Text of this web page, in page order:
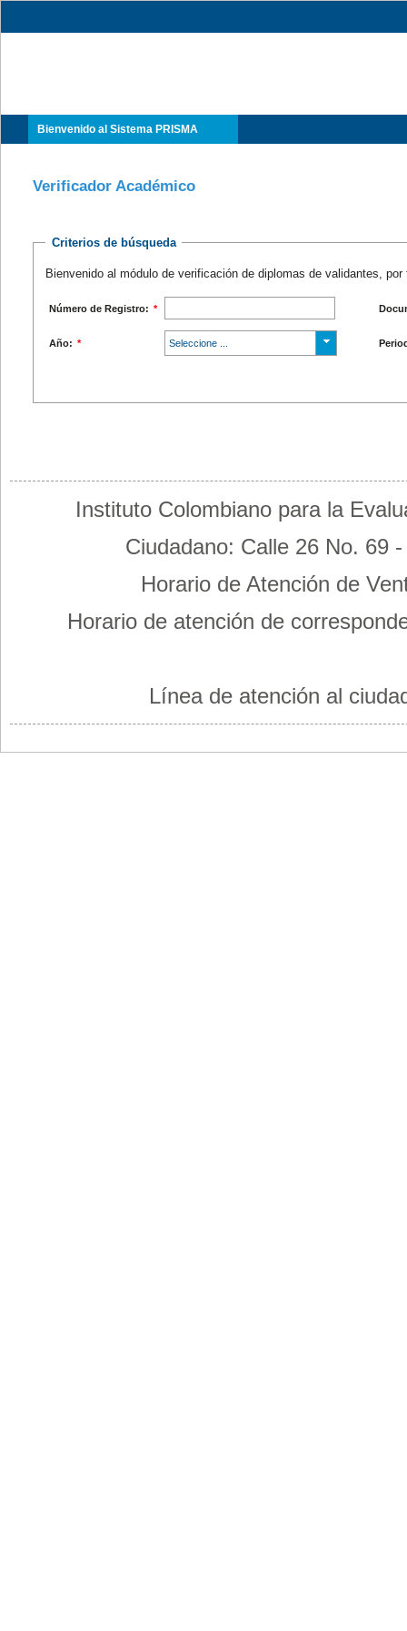
Bienvenido al Sistema PRISMA
Verificador Académico
Criterios de búsqueda
Bienvenido al módulo de verificación de diplomas de validantes,
Número de Registro: *
Año: * Seleccione ...
Instituto Colombiano para la
Ciudadano: Calle 26 No. 69
Horario de Atención de
Horario de atención de
Línea de atención al